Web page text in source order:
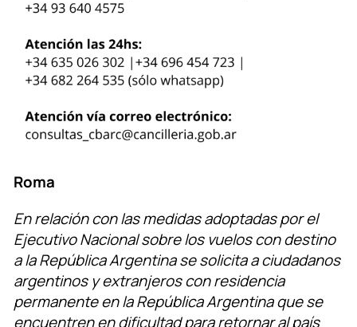
Roma
En relación con las medidas adoptadas por el
Ejecutivo Nacional sobre los vuelos con destino
a la República Argentina se solicita a ciudadanos
argentinos y extranjeros con residencia
permanente en la República Argentina que se
encuentren en dificultad para retornar al país